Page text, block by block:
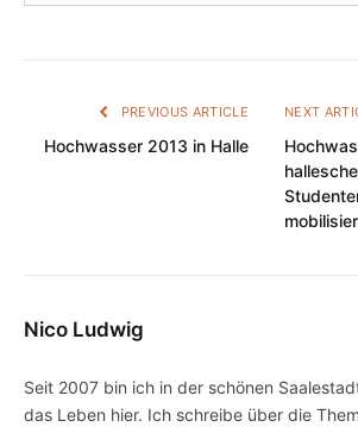
PREVIOUS ARTICLE
Hochwasser 2013 in Halle
NEXT
hallesche
Nico Ludwig
Seit 2007 bin ich in der schönen
das Leben hier. Ich schreibe über die